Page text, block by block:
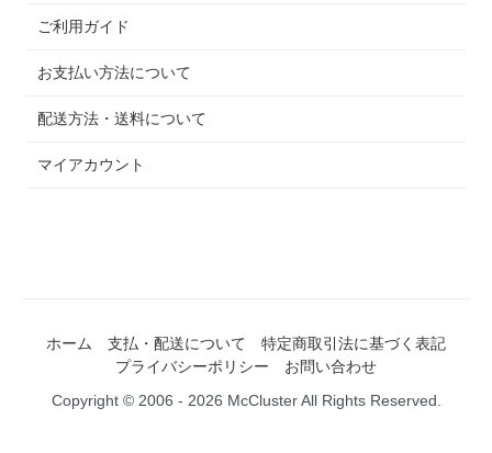
ご利用ガイド
お支払い方法について
配送方法・送料について
マイアカウント
ホーム 支払・配送について
特定商取引法に基づく表記
プライバシーポリシー
お問い合わせ
Copyright © 2006 - 2026 McCluster All Rights Reserved.